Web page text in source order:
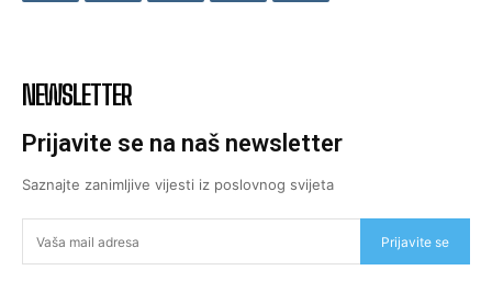
NEWSLETTER
Prijavite se na naš newsletter
Saznajte zanimljive vijesti iz poslovnog svijeta
Prijavite se